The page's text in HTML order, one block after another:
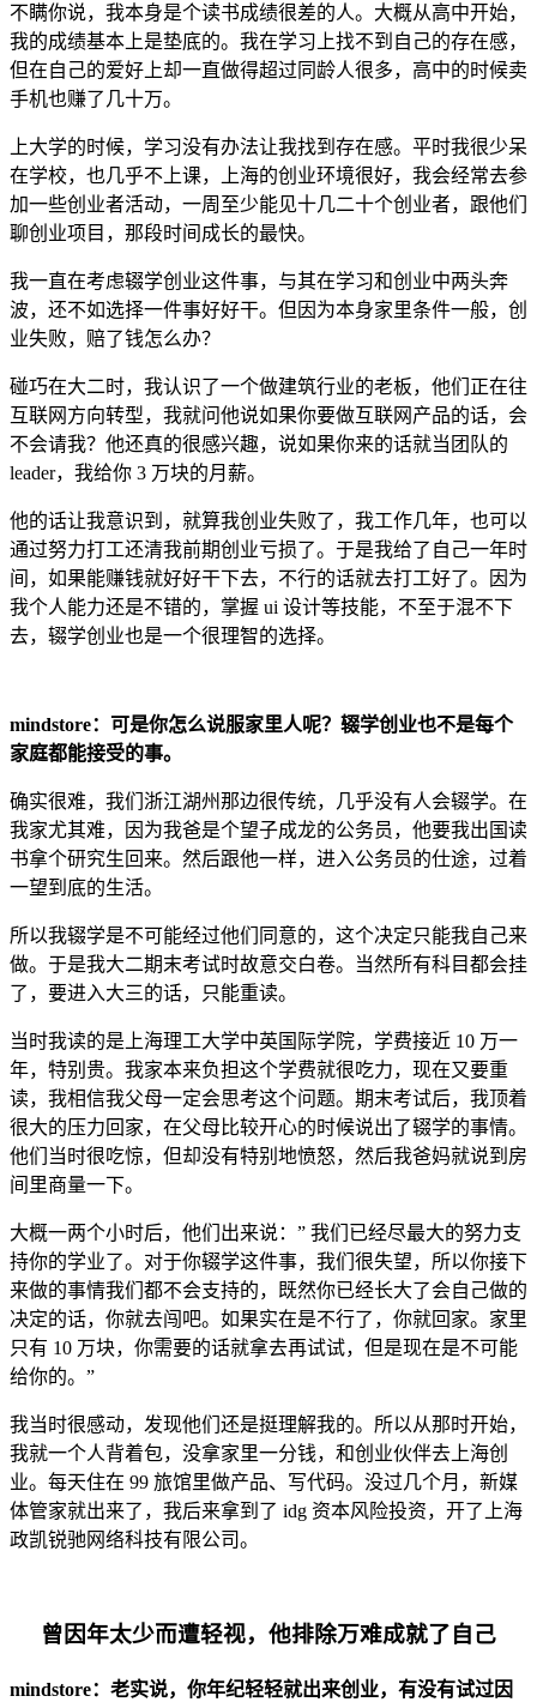
不瞒你说，我本身是个读书成绩很差的人。大概从高中开始，
我的成绩基本上是垫底的。我在学习上找不到自己的存在感，
但在自己的爱好上却一直做得超过同龄人很多，高中的时候卖
手机也赚了几十万。
上大学的时候，学习没有办法让我找到存在感。平时我很少呆
在学校，也几乎不上课，上海的创业环境很好，我会经常去参
加一些创业者活动，一周至少能见十几二十个创业者，跟他们
聊创业项目，那段时间成长的最快。
我一直在考虑辍学创业这件事，与其在学习和创业中两头奔
波，还不如选择一件事好好干。但因为本身家里条件一般，创
业失败，赔了钱怎么办？
碰巧在大二时，我认识了一个做建筑行业的老板，他们正在往
互联网方向转型，我就问他说如果你要做互联网产品的话，会
不会请我？他还真的很感兴趣，说如果你来的话就当团队的
leader，我给你 3 万块的月薪。
他的话让我意识到，就算我创业失败了，我工作几年，也可以
通过努力打工还清我前期创业亏损了。于是我给了自己一年时
间，如果能赚钱就好好干下去，不行的话就去打工好了。因为
我个人能力还是不错的，掌握 ui 设计等技能，不至于混不下
去，辍学创业也是一个很理智的选择。
mindstore：可是你怎么说服家里人呢？辍学创业也不是每个
家庭都能接受的事。
确实很难，我们浙江湖州那边很传统，几乎没有人会辍学。在
我家尤其难，因为我爸是个望子成龙的公务员，他要我出国读
书拿个研究生回来。然后跟他一样，进入公务员的仕途，过着
一望到底的生活。
所以我辍学是不可能经过他们同意的，这个决定只能我自己来
做。于是我大二期末考试时故意交白卷。当然所有科目都会挂
了，要进入大三的话，只能重读。
当时我读的是上海理工大学中英国际学院，学费接近 10 万一
年，特别贵。我家本来负担这个学费就很吃力，现在又要重
读，我相信我父母一定会思考这个问题。期末考试后，我顶着
很大的压力回家，在父母比较开心的时候说出了辍学的事情。
他们当时很吃惊，但却没有特别地愤怒，然后我爸妈就说到房
间里商量一下。
大概一两个小时后，他们出来说：” 我们已经尽最大的努力支
持你的学业了。对于你辍学这件事，我们很失望，所以你接下
来做的事情我们都不会支持的，既然你已经长大了会自己做的
决定的话，你就去闯吧。如果实在是不行了，你就回家。家里
只有 10 万块，你需要的话就拿去再试试，但是现在是不可能
给你的。”
我当时很感动，发现他们还是挺理解我的。所以从那时开始，
我就一个人背着包，没拿家里一分钱，和创业伙伴去上海创
业。每天住在 99 旅馆里做产品、写代码。没过几个月，新媒
体管家就出来了，我后来拿到了 idg 资本风险投资，开了上海
政凯锐驰网络科技有限公司。
曾因年太少而遭轻视，他排除万难成就了自己
mindstore：老实说，你年纪轻轻就出来创业，有没有试过因